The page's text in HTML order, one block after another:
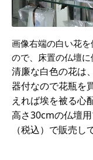
画像右端の白い花
ので、床置の仏壇に
清廉な白色の花は
器付なので花瓶を
えれば埃を被る心
高さ30cmの仏壇
（税込）で販売し